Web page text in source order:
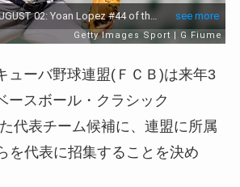
ーバ野球連盟(ＦＣＢ)は来年3
ースボール・クラシック
代表チーム候補に、連盟に所属
を代表に招集することを決め